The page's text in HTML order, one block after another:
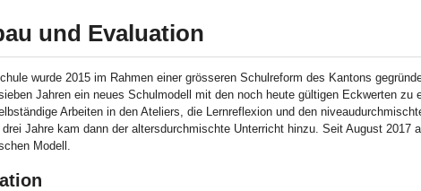
und Evaluation
wurde 2015 im Rahmen einer grösseren Schulreform des Kantons
Jahren ein neues Schulmodell mit den noch heute gültigen Eckwerten zu
Arbeiten in den Ateliers, die Lernreflexion und den
Jahre kam dann der altersdurchmischte Unterricht hinzu. Seit August 2017
Modell.